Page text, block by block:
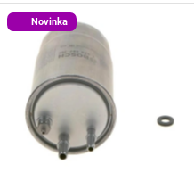
Novinka